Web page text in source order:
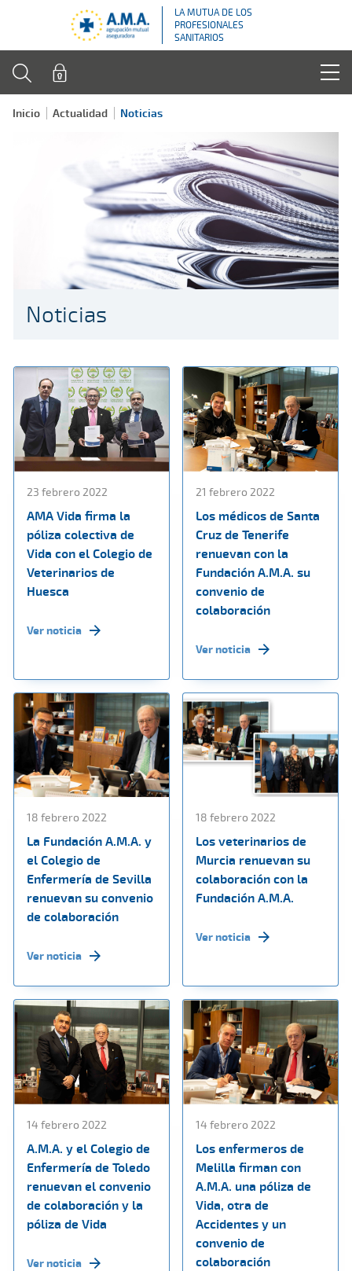
LA MUTUA DE LOS
PROFESIONALES
SANITARIOS
Inicio Actualidad Noticias
Noticias
23 febrero 2022
AMA Vida firma la
póliza colectiva de
Vida con el Colegio de
Veterinarios de
Huesca
Ver noticia
21 febrero 2022
Los médicos de Santa
Cruz de Tenerife
renuevan con la
Fundación A.M.A. su
convenio de
colaboración
Ver noticia
18 febrero 2022
La Fundación A.M.A. y
el Colegio de
Enfermería de Sevilla
renuevan su convenio
de colaboración
Ver noticia
18 febrero 2022
Los veterinarios de
Murcia renuevan su
colaboración con la
Fundación A.M.A.
Ver noticia
14 febrero 2022
A.M.A. y el Colegio de
Enfermería de Toledo
renuevan el convenio
de colaboración y la
póliza de Vida
Ver noticia
14 febrero 2022
Los enfermeros de
Melilla firman con
A.M.A. una póliza de
Vida, otra de
Accidentes y un
convenio de
colaboración